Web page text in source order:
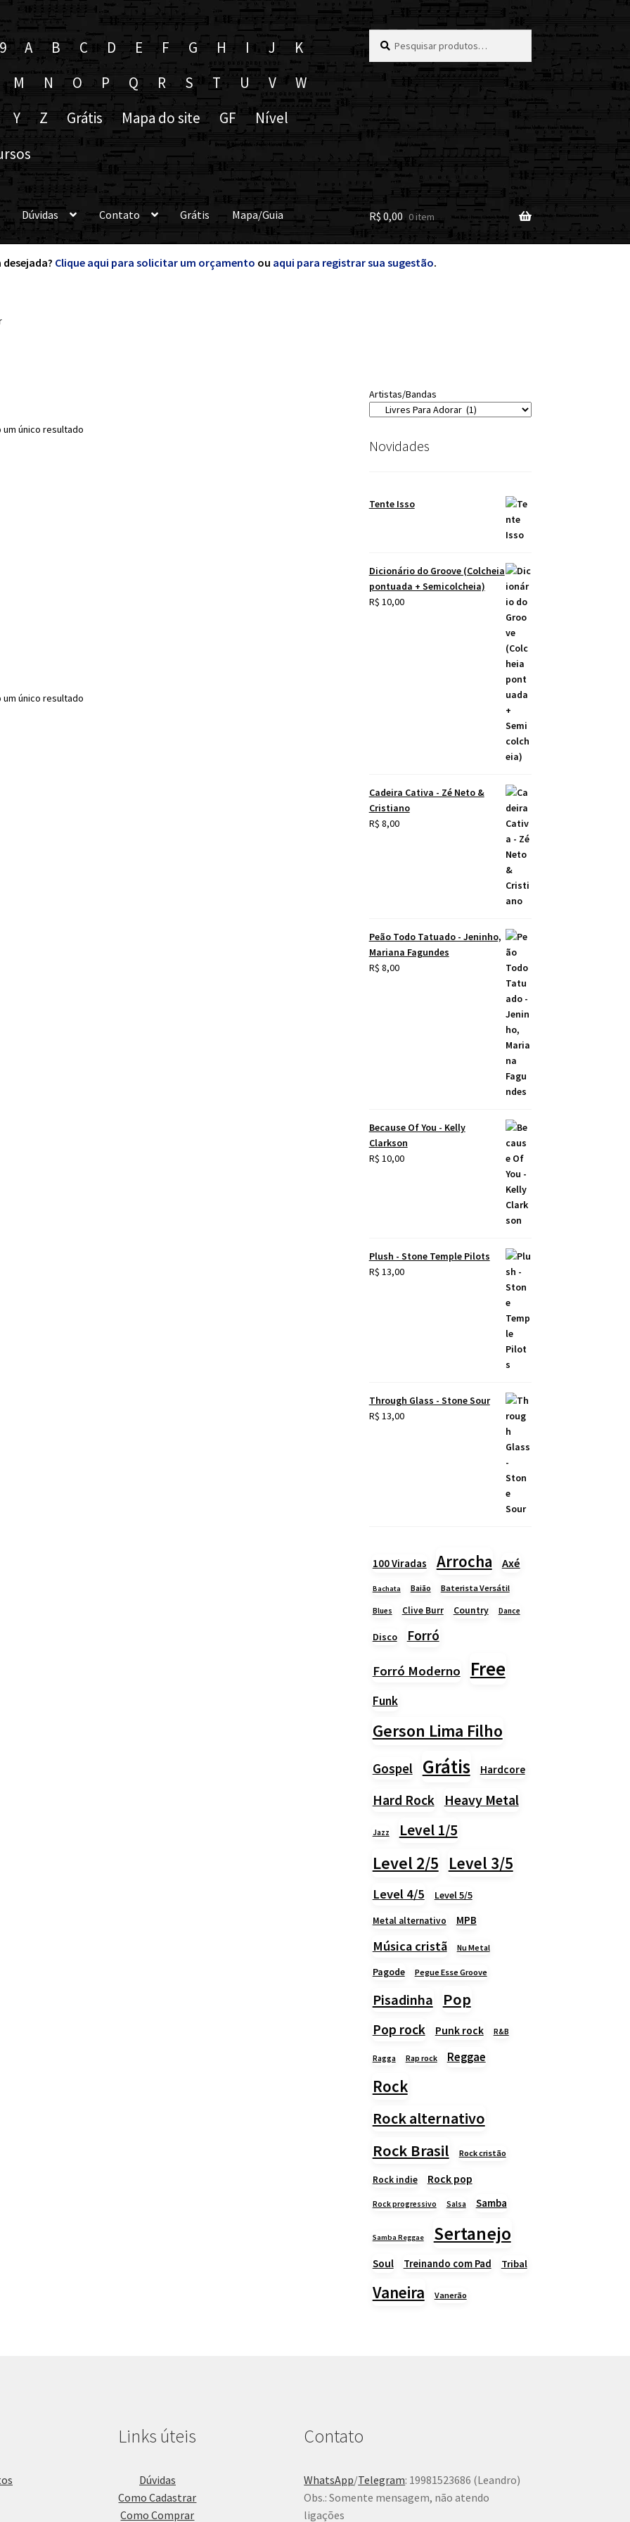
A B C D E F G H I J
K
M N O P Q R S T U V
W
Y Z Grátis Mapa do site GF
Nível
por:
Dúvidas Contato Grátis Mapa/Guia R$ 0,00 0 item
Clique aqui para solicitar um orçamento ou aqui para registrar sua sugestão.
um único resultado
um único resultado
Artistas/Bandas
Novidades
Tente Isso
Dicionário do Groove (Colcheia
pontuada + Semicolcheia)
R$ 10,00
Cadeira Cativa - Zé Neto &
Cristiano
R$ 8,00
Peão Todo Tatuado - Jeninho,
Mariana Fagundes
R$ 8,00
Because Of You - Kelly
Clarkson
R$ 10,00
Plush - Stone Temple Pilots
R$ 13,00
Through Glass - Stone Sour
R$ 13,00
100 Viradas Arrocha Axé
Bachata Baião Baterista Versátil
Blues Clive Burr Country Dance
Disco Forró
Forró Moderno Free
Funk
Gerson Lima Filho
Gospel Grátis Hardcore
Hard Rock Heavy Metal
Jazz Level 1/5
Level 2/5 Level 3/5
Level 4/5 Level 5/5
Metal alternativo MPB
Música cristã Nu Metal
Pagode Pegue Esse Groove
Pisadinha Pop
Pop rock Punk rock R&B
Ragga Rap rock Reggae
Rock
Rock alternativo
Rock Brasil
Rock cristão
Rock indie Rock pop
Rock progressivo Salsa Samba
Samba Reggae Sertanejo
Soul Treinando com Pad Tribal
Vaneira Vanerão
Links úteis
Dúvidas
Como Cadastrar
Como Comprar
Contato
WhatsApp/Telegram: 19981523686 (Leandro)
Obs.: Somente mensagem, não atendo
ligações